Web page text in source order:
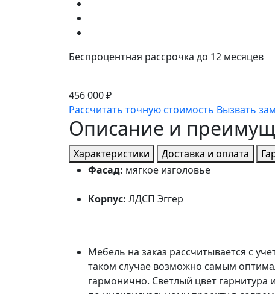
Беспроцентная рассрочка до 12 месяцев
456 000 ₽
Рассчитать точную стоимость Вызвать
Описание и
Характеристики Доставка и оплата
Фасад: мягкое изголовье
Корпус: ЛДСП Эггер
Мебель на заказ рассчитывается с
таком случае возможно самым
гармонично. Светлый цвет гарнитура